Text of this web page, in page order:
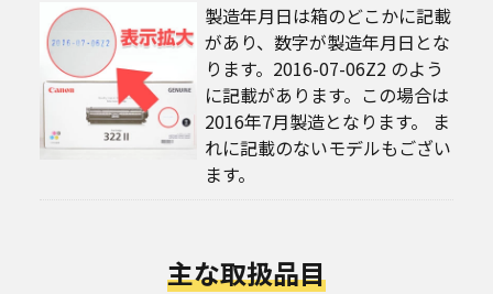
製造年月日は箱のどこかに記載
があり、数字が製造年月日とな
ります。2016-07-06Z2 のよう
に記載があります。この場合は
2016年7月製造となります。 ま
れに記載のないモデルもござい
ます。
主な取扱品目